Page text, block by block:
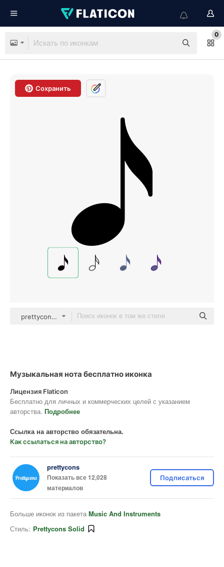
0
Сохранить
prettycons Solid
Музыкальная нота бесплатно иконка
Лицензия Flaticon
Бесплатно для личных и коммерческих целей с указанием
авторства. Подробнее
Ссылка на авторство обязательна.
Как ссылаться на авторство?
prettycons
Показать все 12,028
материалов
Подписаться
Больше иконок из пакета Music And Instruments
Стиль: Prettycons Solid